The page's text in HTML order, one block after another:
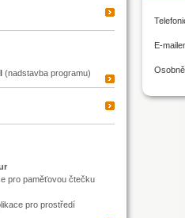
(nadstavba programu)
pro paměťovou čtečku
pro prostředí
E-